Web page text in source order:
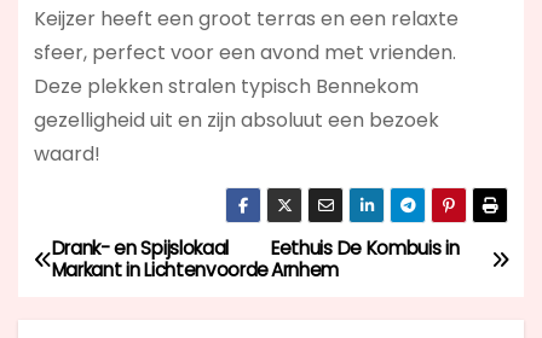
Keijzer heeft een groot terras en een relaxte
sfeer, perfect voor een avond met vrienden.
Deze plekken stralen typisch Bennekom
gezelligheid uit en zijn absoluut een bezoek
waard!
B
e
Eethuis De Kombuis in
Arnhem
Drank- en Spijslokaal
Markant in Lichtenvoorde